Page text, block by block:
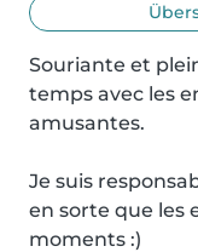
Souriante et
temps avec les
amusantes.
Je suis
en sorte que les
moments :)